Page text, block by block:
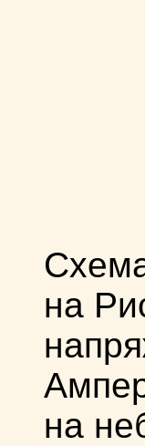
на
на